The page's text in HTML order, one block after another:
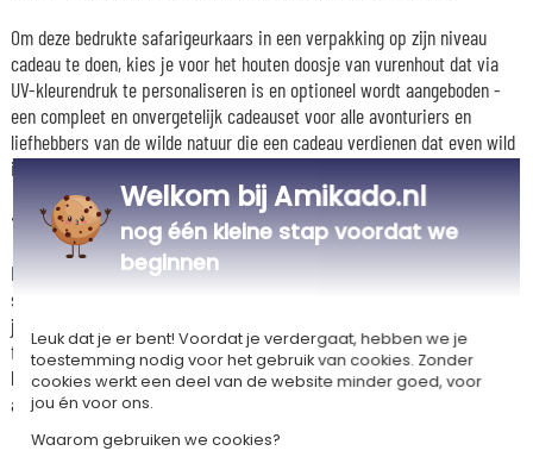
Om deze bedrukte safarigeurkaars in een verpakking op zijn niveau
cadeau te doen, kies je voor het houten doosje van vurenhout dat via
UV-kleurendruk te personaliseren is en optioneel wordt aangeboden -
een compleet en onvergetelijk cadeauset voor alle avonturiers en
liefhebbers van de wilde natuur die een cadeau verdienen dat even wild
is als hun ziel.
🌼 Zijn geur: de katoenbloem
Een zachte en omhullende geur als een zonsondergang boven de
savanne - frisse en luchtige topnoten, een delicaat bloemhart van
jasmijn, oranjebloesem en lelietje-van-dalen, op een poederig en warm
fond van witte muskus en vanille. De ideale geur om je gedachten te
laten afdwalen naar de uitgestrekte horizonten van Afrika, met de kaars
aan, in stilte en sereniteit.
Welkom bij Amikado.nl
nog één kleine stap voordat we
beginnen
Leuk dat je er bent! Voordat je verdergaat, hebben we je
toestemming nodig voor het gebruik van cookies. Zonder
cookies werkt een deel van de website minder goed, voor
jou én voor ons.
Waarom gebruiken we cookies?